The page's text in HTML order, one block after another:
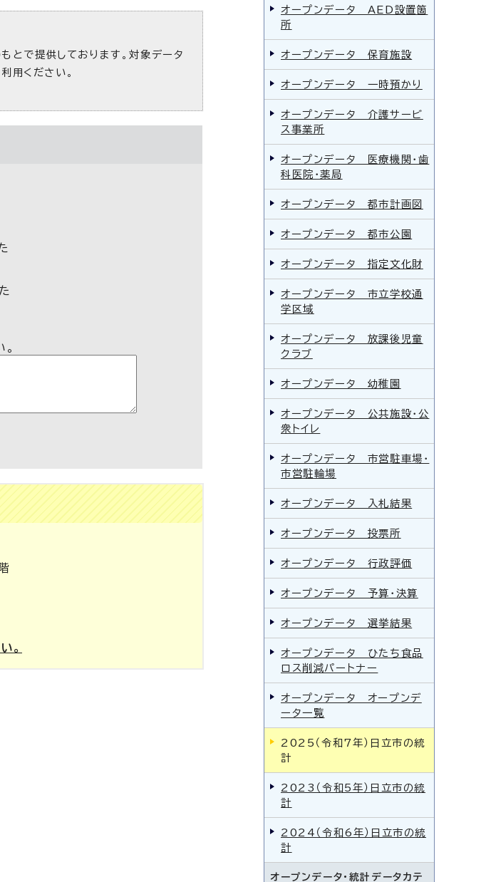
もとで提供しております。対象データ
用ください。
。
オープンデータ AED設置箇
所
オープンデータ 保育施設
オープンデータ 一時預かり
オープンデータ 介護サービ
ス事業所
オープンデータ 医療機関・歯
科医院・薬局
オープンデータ 都市計画図
オープンデータ 都市公園
オープンデータ 指定文化財
オープンデータ 市立学校通
学区域
オープンデータ 放課後児童
クラブ
オープンデータ 幼稚園
オープンデータ 公共施設・公
衆トイレ
オープンデータ 市営駐車場・
市営駐輪場
オープンデータ 入札結果
オープンデータ 投票所
オープンデータ 行政評価
オープンデータ 予算・決算
オープンデータ 選挙結果
オープンデータ ひたち食品
ロス削減パートナー
オープンデータ オープンデ
ータ一覧
2025（令和7年）日立市の統
計
2023（令和5年）日立市の統
計
2024（令和6年）日立市の統
計
オープンデータ・統計データカテ